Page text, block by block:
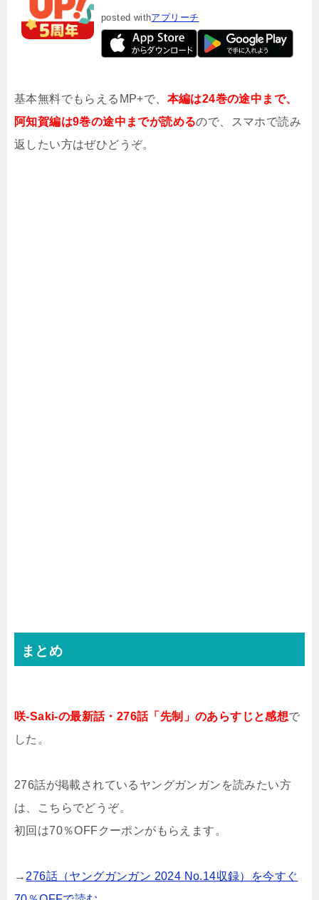
posted withアプリーチ
基本無料でもらえるMP+で、 本編は24巻の途中まで、
阿知賀編は9巻の途中までが読めるので、スマホで読み
返したい方はぜひどうぞ。
まとめ
咲-Saki-の最新話・276話「先制」のあらすじと感想で
した。
276話が掲載されているヤングガンガンを読みたい方
は、こちらでどうぞ。
初回は70％OFFクーポンがもらえます。
→ 276話（ヤングガンガン 2024 No.14収録）を今すぐ